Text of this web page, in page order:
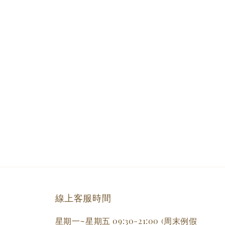
線上客服時間
星期一~星期五 09:30-21:00 (周末例假